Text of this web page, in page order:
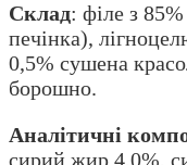
Склад: філе з
печінка),
0,5% сушена
борошно.
Аналітичні
сирий жир 4,0%,